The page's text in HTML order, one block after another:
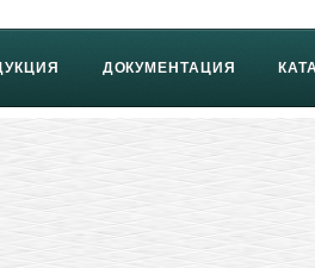
ДОКУМЕНТАЦИЯ